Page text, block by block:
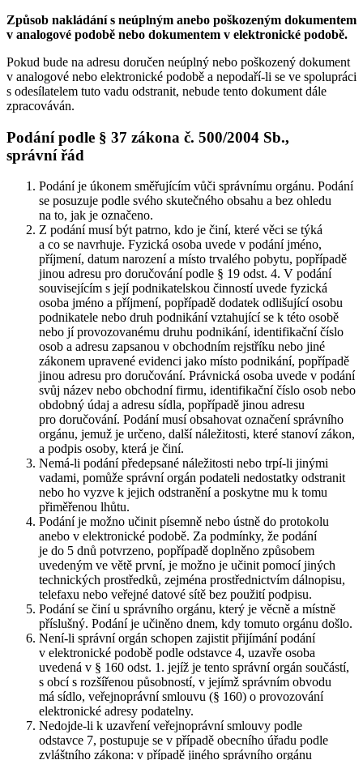
Způsob nakládání s neúplným anebo poškozeným dokumentem
v analogové podobě nebo dokumentem v elektronické podobě.
Pokud bude na adresu doručen neúplný nebo poškozený dokument
v analogové nebo elektronické podobě a nepodaří-li se ve spolupráci
s odesílatelem tuto vadu odstranit, nebude tento dokument dále
zpracováván.
Podání podle § 37 zákona č. 500/2004 Sb.,
správní řád
Podání je úkonem směřujícím vůči správnímu orgánu. Podání
se posuzuje podle svého skutečného obsahu a bez ohledu
na to, jak je označeno.
Z podání musí být patrno, kdo je činí, které věci se týká
a co se navrhuje. Fyzická osoba uvede v podání jméno,
příjmení, datum narození a místo trvalého pobytu, popřípadě
jinou adresu pro doručování podle § 19 odst. 4. V podání
souvisejícím s její podnikatelskou činností uvede fyzická
osoba jméno a příjmení, popřípadě dodatek odlišující osobu
podnikatele nebo druh podnikání vztahující se k této osobě
nebo jí provozovanému druhu podnikání, identifikační číslo
osob a adresu zapsanou v obchodním rejstříku nebo jiné
zákonem upravené evidenci jako místo podnikání, popřípadě
jinou adresu pro doručování. Právnická osoba uvede v podání
svůj název nebo obchodní firmu, identifikační číslo osob nebo
obdobný údaj a adresu sídla, popřípadě jinou adresu
pro doručování. Podání musí obsahovat označení správního
orgánu, jemuž je určeno, další náležitosti, které stanoví zákon,
a podpis osoby, která je činí.
Nemá-li podání předepsané náležitosti nebo trpí-li jinými
vadami, pomůže správní orgán podateli nedostatky odstranit
nebo ho vyzve k jejich odstranění a poskytne mu k tomu
přiměřenou lhůtu.
Podání je možno učinit písemně nebo ústně do protokolu
anebo v elektronické podobě. Za podmínky, že podání
je do 5 dnů potvrzeno, popřípadě doplněno způsobem
uvedeným ve větě první, je možno je učinit pomocí jiných
technických prostředků, zejména prostřednictvím dálnopisu,
telefaxu nebo veřejné datové sítě bez použití podpisu.
Podání se činí u správního orgánu, který je věcně a místně
příslušný. Podání je učiněno dnem, kdy tomuto orgánu došlo.
Není-li správní orgán schopen zajistit přijímání podání
v elektronické podobě podle odstavce 4, uzavře osoba
uvedená v § 160 odst. 1. jejíž je tento správní orgán součástí,
s obcí s rozšířenou působností, v jejímž správním obvodu
má sídlo, veřejnoprávní smlouvu (§ 160) o provozování
elektronické adresy podatelny.
Nedojde-li k uzavření veřejnoprávní smlouvy podle
odstavce 7, postupuje se v případě obecního úřadu podle
zvláštního zákona: v případě jiného správního orgánu